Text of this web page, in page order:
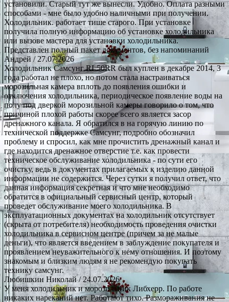
установили. Старый тут же вынесли. Удобно. Оплата разными
способами - мне было удобно наличными при получении.
Холодильник. работает тише старого. При установке
получила полную информацию об установке холодильника
или вызове мастера для установки холодильника.
Представлен полный пакет документов, без напоминаний
Андрей / 27.07.2026
Холодильник Самсунг RL50RR был куплен в декабре 2014, 3
года работал не плохо, но потом стала настраиваться
морозильная камера вплоть до появления ошибки и
отключения холодильника, периодическое появление воды на
полу под дверкой морозильной камеры говорило о том, что
причиной плохой работы скорее всего является засор
дренажного канала. Я обратился в на горячую линию по
технической поддержке Самсунг, подробно обозначил
проблему и спросил, как мне прочистить дренажный канал и
где находится дренажное отверстие т.е. как провести
техническое обслуживание холодильника - по сути его
очистку, ведь в документах прилагаемых к изделию данной
информации не содержится. Через сутки я получил ответ, что
данная информация секретная и что мне необходимо
обратится в официальный сервисный центр, который
проведет обслуживание моего холодильника. В
эксплуатационных документах на холодильник отсутствует
(скрыта от потребителя) необходимость проведения очистки
холодильника в сервисном центре (причем за не малые
деньги), что является введением в заблуждение покупателя и
проявлением неуважительного к нему отношения. И поэтому
знакомым и близким людям я не рекомендую покупать
технику самсунг.
Любишкин Николай/ 24.07.2026
У меня холодильник и морозильник Либхерр. По работе
никаких нареканий нет. Работают тихо. Размораживания не